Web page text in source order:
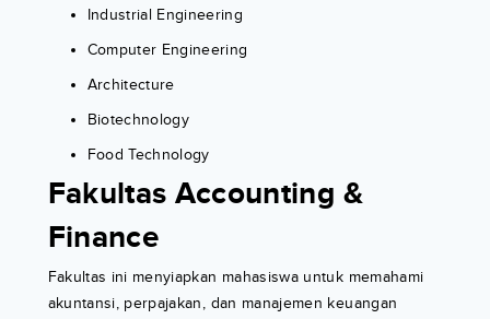
Industrial Engineering
Computer Engineering
Architecture
Biotechnology
Food Technology
Fakultas Accounting &
Finance
Fakultas ini menyiapkan mahasiswa untuk memahami
akuntansi, perpajakan, dan manajemen keuangan